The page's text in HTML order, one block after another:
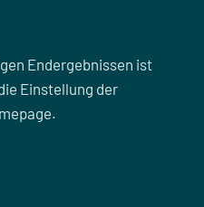
Endergebnissen ist
Einstellung der